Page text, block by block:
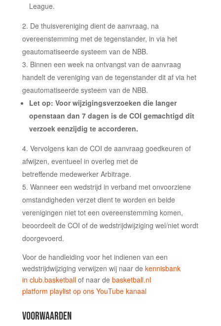
League.
De thuisvereniging dient de aanvraag, na
overeenstemming met de tegenstander, in via het
geautomatiseerde systeem van de NBB.
Binnen een week na ontvangst van de aanvraag
handelt de vereniging van de tegenstander dit af via het
geautomatiseerde systeem van de NBB.
Let op: Voor wijzigingsverzoeken die langer
openstaan dan 7 dagen is de COI gemachtigd dit
verzoek eenzijdig te accorderen.
Vervolgens kan de COI de aanvraag goedkeuren of
afwijzen, eventueel in overleg met de
betreffende medewerker Arbitrage.
Wanneer een wedstrijd in verband met onvoorziene
omstandigheden verzet dient te worden en beide
verenigingen niet tot een overeenstemming komen,
beoordeelt de COI of de wedstrijdwijziging wel/niet wordt
doorgevoerd.
Voor de handleiding voor het indienen van een
wedstrijdwijziging verwijzen wij naar de kennisbank
in club.basketballof naar de basketball.nl
platform playlist op ons YouTube kanaal
VOORWAARDEN